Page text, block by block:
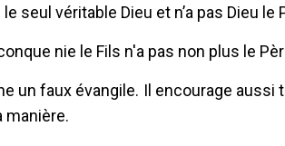
seul véritable Dieu et n’a pas Dieu le
nie le Fils n'a pas non plus le
un faux évangile. Il encourage
manière.